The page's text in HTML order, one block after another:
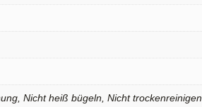
Nicht heiß bügeln, Nicht trockenreinigen